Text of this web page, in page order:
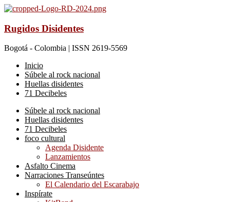
Rugidos Disidentes
Bogotá - Colombia | ISSN 2619-5569
Inicio
Súbele al rock nacional
Huellas disidentes
71 Decibeles
Súbele al rock nacional
Huellas disidentes
71 Decibeles
foco cultural
Agenda Disidente
Lanzamientos
Asfalto Cinema
Narraciones Transeúntes
El Calendario del Escarabajo
Inspírate